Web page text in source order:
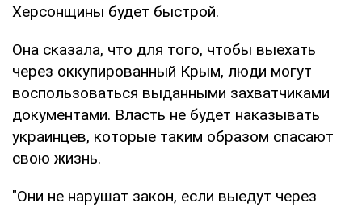
Херсонщины будет быстрой.
Она сказала, что для того, чтобы выехать
через оккупированный Крым, люди могут
воспользоваться выданными захватчиками
документами. Власть не будет наказывать
украинцев, которые таким образом спасают
свою жизнь.
"Они не нарушат закон, если выедут через